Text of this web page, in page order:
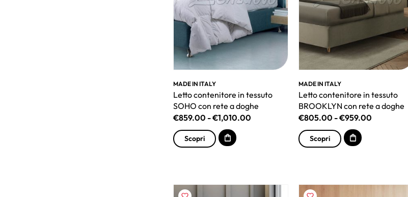
MADE IN ITALY
Letto contenitore in tessuto
SOHO con rete a doghe
€859.00 -€1,010.00
Scopri
MADE IN ITALY
Letto contenitore in tessuto
BROOKLYN con rete a doghe
€805.00 -€959.00
Scopri